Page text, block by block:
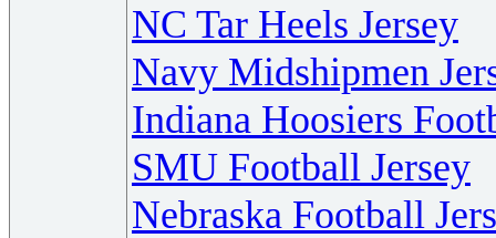
NC Tar Heels Jersey
Navy Midshipmen
Indiana Hoosiers
SMU Football Jersey
Nebraska Football